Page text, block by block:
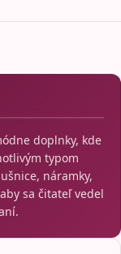
doplnky, kde
typom
náramky,
sa čitateľ vedel